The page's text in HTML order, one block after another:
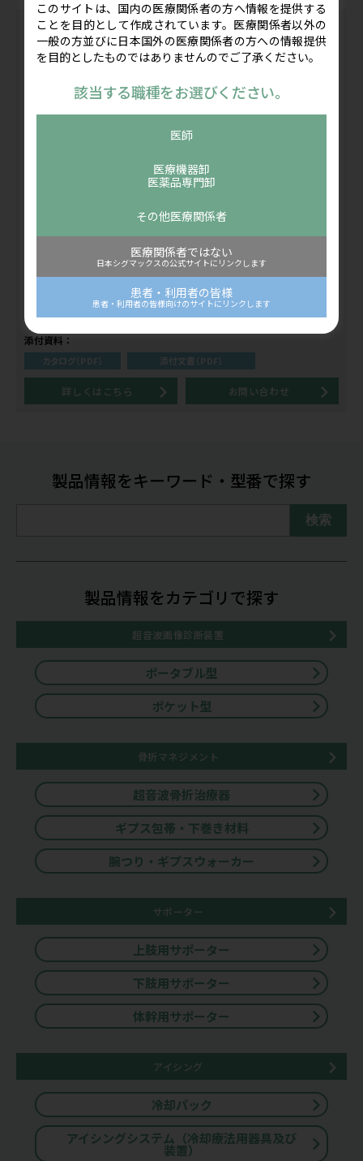
カテゴリー サポーター 上肢用サポーター（肩・肘・腕・手）
手
アクティムーブ® ライゾフォルテ
添付資料：
カタログ（PDF） 添付文書（PDF）
詳しくはこちら お問い合わせ
製品情報をキーワード・型番で探す
検索
製品情報をカテゴリで探す
超音波画像診断装置
ポータブル型
ポケット型
骨折マネジメント
超音波骨折治療器
ギプス包帯・下巻き材料
腕つり・ギプスウォーカー
サポーター
上肢用サポーター
下肢用サポーター
体幹用サポーター
アイシング
冷却パック
アイシングシステム（冷却療法用器具及び
装置）
このサイトは、国内の医療関係者の方へ情報を提供する
ことを目的として作成されています。医療関係者以外の
一般の方並びに日本国外の医療関係者の方への情報提供
を目的としたものではありませんのでご了承ください。
該当する職種をお選びください。
医師
医療機器卸
医薬品専門卸
その他医療関係者
医療関係者ではない
日本シグマックスの公式サイトにリンクします
患者・利用者の皆様
患者・利用者の皆様向けのサイトにリンクします